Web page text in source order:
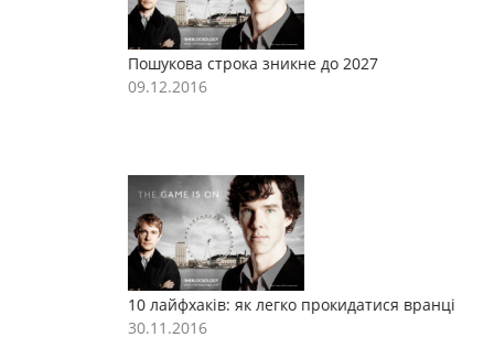
Пошукова строка зникне до 2027
09.12.2016
10 лайфхаків: як легко прокидатися вранці
30.11.2016